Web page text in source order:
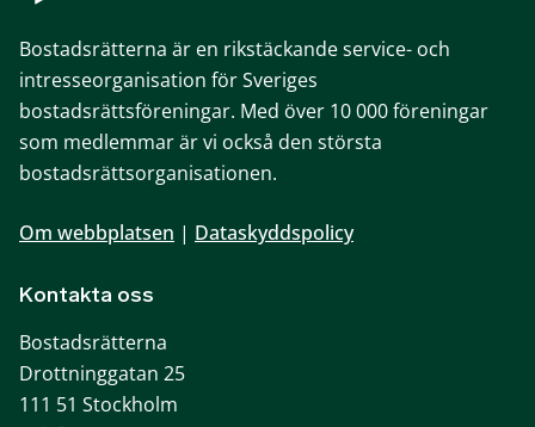
Bostadsrätterna är en rikstäckande service- och
intresseorganisation för Sveriges
bostadsrättsföreningar. Med över 10 000 föreningar
som medlemmar är vi också den största
bostadsrättsorganisationen.
Om webbplatsen | Dataskyddspolicy
Kontakta oss
Bostadsrätterna
Drottninggatan 25
111 51 Stockholm